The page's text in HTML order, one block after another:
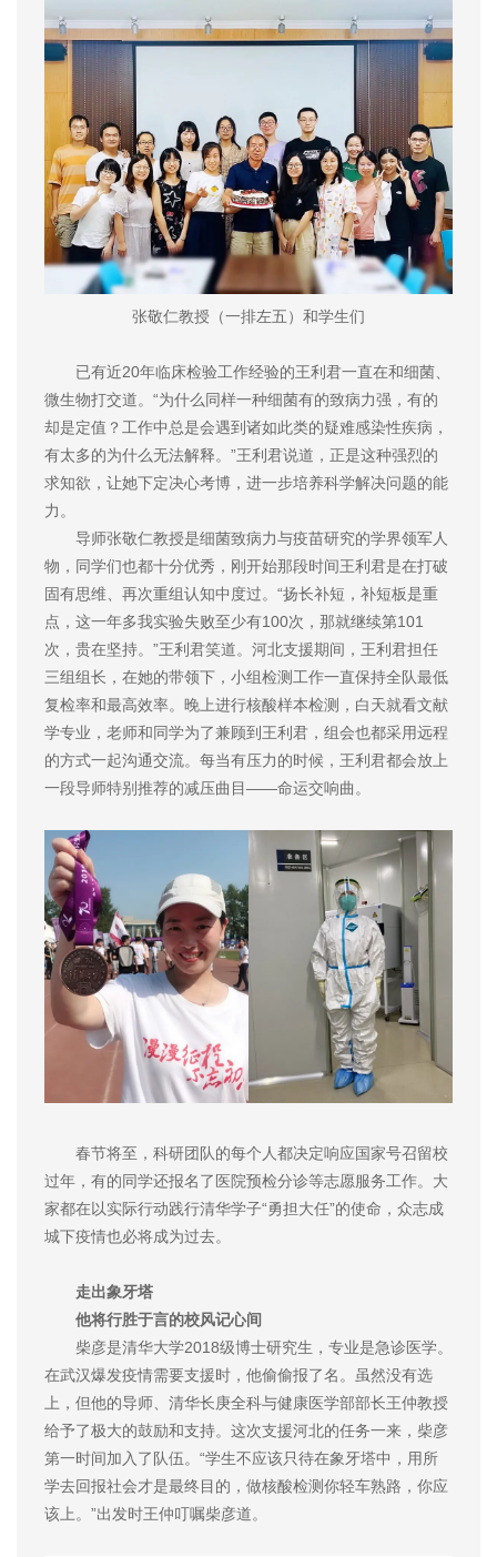
张敬仁教授（一排左五）和学生们
已有近20年临床检验工作经验的王利君一直在和细菌、
微生物打交道。“为什么同样一种细菌有的致病力强，有的
却是定值？工作中总是会遇到诸如此类的疑难感染性疾病，
有太多的为什么无法解释。”王利君说道，正是这种强烈的
求知欲，让她下定决心考博，进一步培养科学解决问题的能
力。
导师张敬仁教授是细菌致病力与疫苗研究的学界领军人
物，同学们也都十分优秀，刚开始那段时间王利君是在打破
固有思维、再次重组认知中度过。“扬长补短，补短板是重
点，这一年多我实验失败至少有100次，那就继续第101
次，贵在坚持。”王利君笑道。河北支援期间，王利君担任
三组组长，在她的带领下，小组检测工作一直保持全队最低
复检率和最高效率。晚上进行核酸样本检测，白天就看文献
学专业，老师和同学为了兼顾到王利君，组会也都采用远程
的方式一起沟通交流。每当有压力的时候，王利君都会放上
一段导师特别推荐的减压曲目——命运交响曲。
春节将至，科研团队的每个人都决定响应国家号召留校
过年，有的同学还报名了医院预检分诊等志愿服务工作。大
家都在以实际行动践行清华学子“勇担大任”的使命，众志成
城下疫情也必将成为过去。
走出象牙塔
他将行胜于言的校风记心间
柴彦是清华大学2018级博士研究生，专业是急诊医学。
在武汉爆发疫情需要支援时，他偷偷报了名。虽然没有选
上，但他的导师、清华长庚全科与健康医学部部长王仲教授
给予了极大的鼓励和支持。这次支援河北的任务一来，柴彦
第一时间加入了队伍。“学生不应该只待在象牙塔中，用所
学去回报社会才是最终目的，做核酸检测你轻车熟路，你应
该上。”出发时王仲叮嘱柴彦道。